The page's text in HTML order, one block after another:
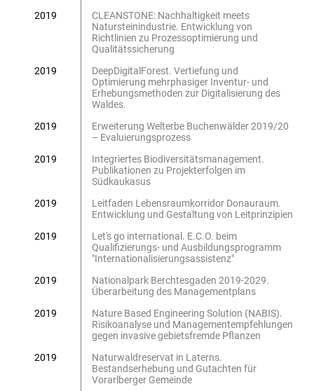
2019
CLEANSTONE: Nachhaltigkeit meets
Natursteinindustrie. Entwicklung von
Richtlinien zu Prozessoptimierung und
Qualitätssicherung
2019
DeepDigitalForest. Vertiefung und
Optimierung mehrphasiger Inventur- und
Erhebungsmethoden zur Digitalisierung des
Waldes.
2019
Erweiterung Welterbe Buchenwälder 2019/20
– Evaluierungsprozess
2019
Integriertes Biodiversitätsmanagement.
Publikationen zu Projekterfolgen im
Südkaukasus
2019
Leitfaden Lebensraumkorridor Donauraum.
Entwicklung und Gestaltung von Leitprinzipien
2019
Let's go international. E.C.O. beim
Qualifizierungs- und Ausbildungsprogramm
"Internationalisierungsassistenz"
2019
Nationalpark Berchtesgaden 2019-2029.
Überarbeitung des Managementplans
2019
Nature Based Engineering Solution (NABIS).
Risikoanalyse und Managementempfehlungen
gegen invasive gebietsfremde Pflanzen
2019
Naturwaldreservat in Laterns.
Bestandserhebung und Gutachten für
Vorarlberger Gemeinde